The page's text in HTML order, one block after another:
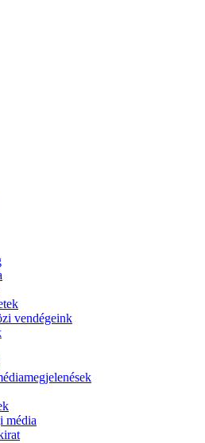
vendégeink
média